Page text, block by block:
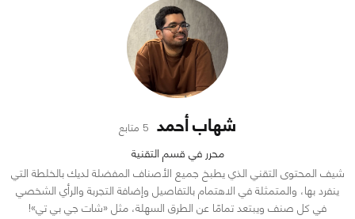
شهاب أحمد 5 متابع
محرر في قسم التقنية
شيف المحتوى التقني الذي يطبخ جميع الأصناف المفضلة لديك بالخلطة التي
ينفرد بها، والمتمثلة في الاهتمام بالتفاصيل وإضافة التجربة والرأي الشخصي
في كل صنف ويبتعد تمامًا عن الطرق السهلة، مثل «شات جي بي تي»!